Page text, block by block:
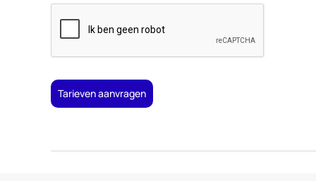
Tarieven aanvragen